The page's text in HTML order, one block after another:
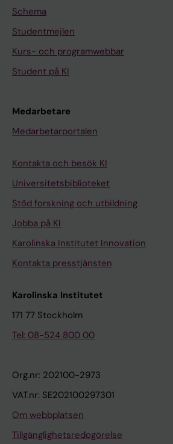
Schema
Studentmejlen
Kurs- och programwebbar
Student på KI
Medarbetare
Medarbetarportalen
Kontakta och besök KI
Universitetsbiblioteket
Stöd forskning och utbildning
Jobba på KI
Karolinska Institutet Innovation
Kontakta presstjänsten
Karolinska Institutet
171 77 Stockholm
Tel: 08-524 800 00
Org.nr: 202100-2973
VAT.nr: SE202100297301
Om webbplatsen
Tillgänglighetsredogörelse